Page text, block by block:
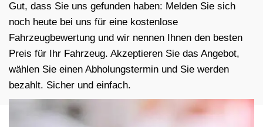
Gut, dass Sie uns gefunden haben: Melden Sie sich
noch heute bei uns für eine kostenlose
Fahrzeugbewertung und wir nennen Ihnen den besten
Preis für Ihr Fahrzeug. Akzeptieren Sie das Angebot,
wählen Sie einen Abholungstermin und Sie werden
bezahlt. Sicher und einfach.